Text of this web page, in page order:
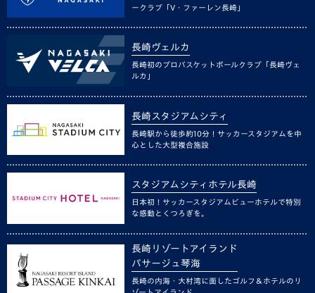
ークラブ「V・ファーレン長崎」
長崎ヴェルカ
長崎初のプロバスケットボールクラブ「長崎ヴェ
ルカ」
長崎スタジアムシティ
長崎駅から徒歩約10分！サッカースタジアムを中
心とした大型複合施設
スタジアムシティホテル長崎
日本初！サッカースタジアムビューホテルで特別
な感動とくつろぎを。
長崎リゾートアイランド
パサージュ琴海
長崎の内海・大村湾に面したゴルフ＆ホテルのリ